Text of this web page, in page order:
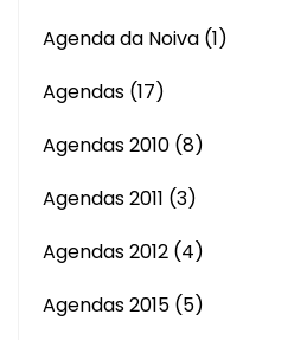
Agenda da Noiva (1)
Agendas (17)
Agendas 2010 (8)
Agendas 2011 (3)
Agendas 2012 (4)
Agendas 2015 (5)